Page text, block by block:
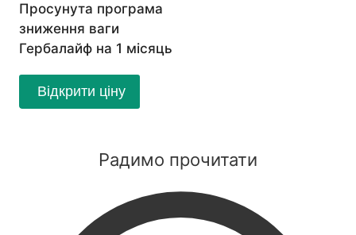
Просунута програма
зниження ваги
Гербалайф на 1 місяць
Відкрити ціну
Радимо прочитати